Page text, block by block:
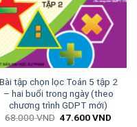
Bài tập chọn lọc Toán 5 tập 2
– hai buổi trong ngày (theo
chương trình GDPT mới)
68.000VND Giá
47.600VND